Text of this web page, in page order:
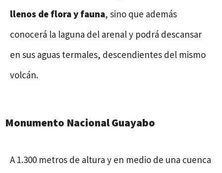
llenos de flora y fauna, sino que además
conocerá la laguna del arenal y podrá descansar
en sus aguas termales, descendientes del mismo
volcán.
Monumento Nacional Guayabo
A 1.300 metros de altura y en medio de una cuenca